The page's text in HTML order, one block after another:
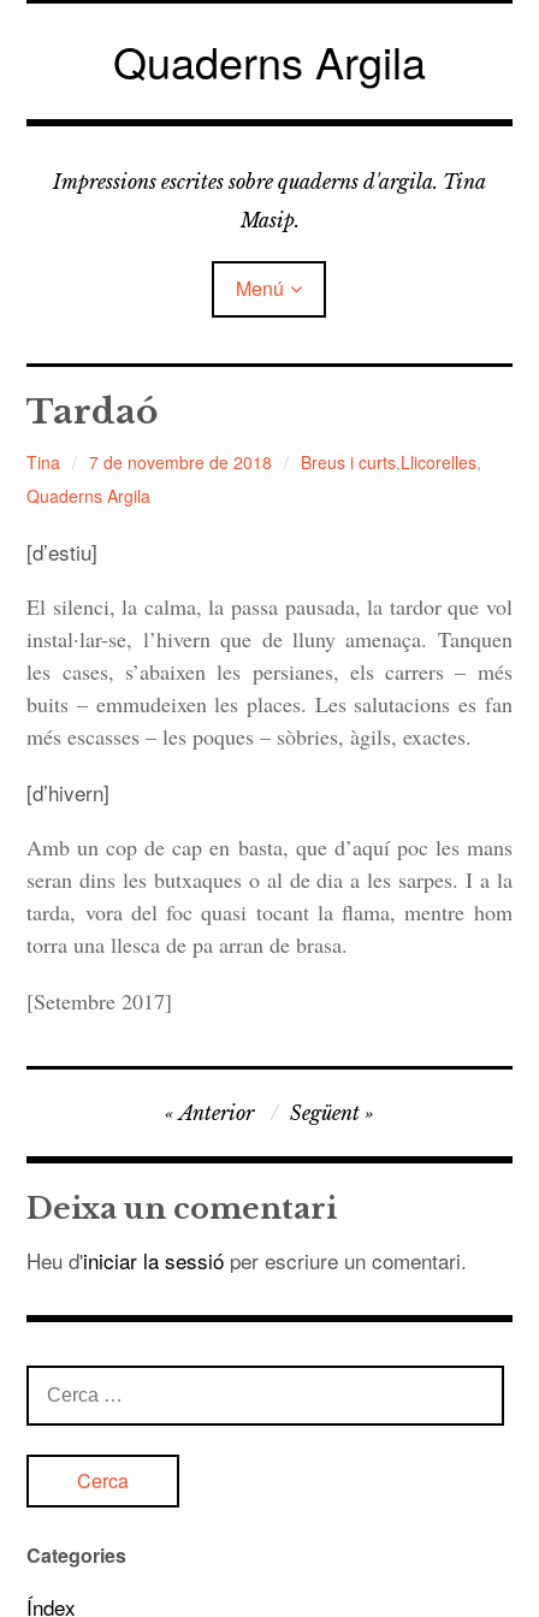
Vés
Quaderns Argila
Impressions escrites sobre quaderns d'argila. Tina
Masip.
Menú
FELDESPATS
LLICORELLES
menú
fill
TAPÀS
ÍNDEX
ÚLTIM
Tardaó
Tina 7 de novembre de 2018 Breus i curts,Llicorelles,
Quaderns Argila
[d’estiu]
El silenci, la calma, la passa pausada, la tardor que vol
instal·lar-se, l’hivern que de lluny amenaça. Tanquen
les cases, s’abaixen les persianes, els carrers – més
buits – emmudeixen les places. Les salutacions es fan
més escasses – les poques – sòbries, àgils, exactes.
[d’hivern]
Amb un cop de cap en basta, que d’aquí poc les mans
seran dins les butxaques o al de dia a les sarpes. I a la
tarda, vora del foc quasi tocant la flama, mentre hom
torra una llesca de pa arran de brasa.
[Setembre 2017]
Navegació
d'entrades
Anterior Següent
Deixa un comentari
Heu d'iniciar la sessió per escriure un comentari.
Categories
Índex